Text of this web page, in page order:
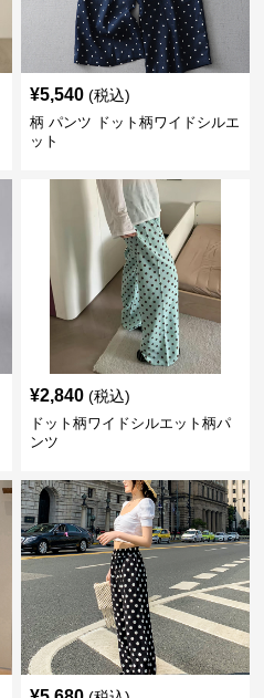
¥5,540 (税込)
柄 パンツ ドット柄ワイドシルエ
ット
¥2,840 (税込)
ドット柄ワイドシルエット柄パ
ンツ